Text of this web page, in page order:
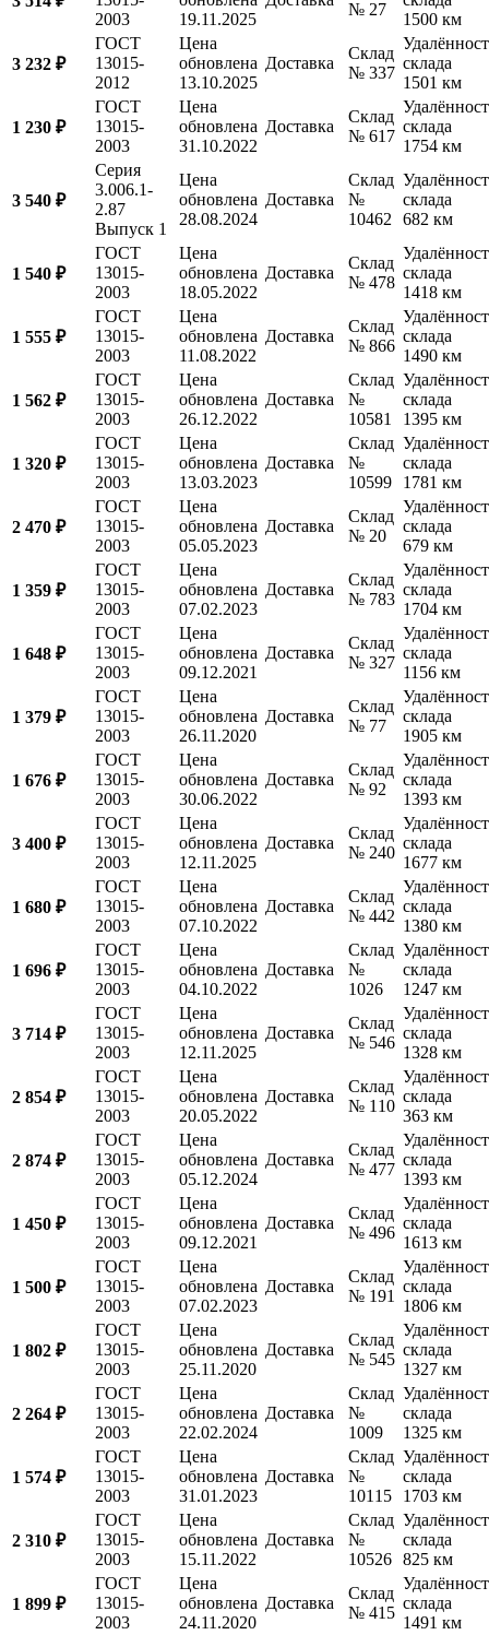
2003
19.11.2025
№ 27
1500 км
3 232 ₽
ГОСТ
13015-
2012
Цена
обновлена
13.10.2025
Доставка
Склад
№ 337
склада
1501 км
1 230 ₽
ГОСТ
13015-
2003
Цена
обновлена
31.10.2022
Доставка
Склад
№ 617
склада
1754 км
3 540 ₽
Серия
3.006.1-
2.87
Выпуск 1
Цена
обновлена
28.08.2024
Доставка
Склад
№
10462
склада
682 км
1 540 ₽
ГОСТ
13015-
2003
Цена
обновлена
18.05.2022
Доставка
Склад
№ 478
склада
1418 км
1 555 ₽
ГОСТ
13015-
2003
Цена
обновлена
11.08.2022
Доставка
Склад
№ 866
склада
1490 км
1 562 ₽
ГОСТ
13015-
2003
Цена
обновлена
26.12.2022
Доставка
Склад
№
10581
склада
1395 км
1 320 ₽
ГОСТ
13015-
2003
Цена
обновлена
13.03.2023
Доставка
Склад
№
10599
склада
1781 км
2 470 ₽
ГОСТ
13015-
2003
Цена
обновлена
05.05.2023
Доставка
Склад
№ 20
склада
679 км
1 359 ₽
ГОСТ
13015-
2003
Цена
обновлена
07.02.2023
Доставка
Склад
№ 783
склада
1704 км
1 648 ₽
ГОСТ
13015-
2003
Цена
обновлена
09.12.2021
Доставка
Склад
№ 327
склада
1156 км
1 379 ₽
ГОСТ
13015-
2003
Цена
обновлена
26.11.2020
Доставка
Склад
№ 77
склада
1905 км
1 676 ₽
ГОСТ
13015-
2003
Цена
обновлена
30.06.2022
Доставка
Склад
№ 92
склада
1393 км
3 400 ₽
ГОСТ
13015-
2003
Цена
обновлена
12.11.2025
Доставка
Склад
№ 240
склада
1677 км
1 680 ₽
ГОСТ
13015-
2003
Цена
обновлена
07.10.2022
Доставка
Склад
№ 442
склада
1380 км
1 696 ₽
ГОСТ
13015-
2003
Цена
обновлена
04.10.2022
Доставка
Склад
№
1026
склада
1247 км
3 714 ₽
ГОСТ
13015-
2003
Цена
обновлена
12.11.2025
Доставка
Склад
№ 546
склада
1328 км
2 854 ₽
ГОСТ
13015-
2003
Цена
обновлена
20.05.2022
Доставка
Склад
№ 110
склада
363 км
2 874 ₽
ГОСТ
13015-
2003
Цена
обновлена
05.12.2024
Доставка
Склад
№ 477
склада
1393 км
1 450 ₽
ГОСТ
13015-
2003
Цена
обновлена
09.12.2021
Доставка
Склад
№ 496
склада
1613 км
1 500 ₽
ГОСТ
13015-
2003
Цена
обновлена
07.02.2023
Доставка
Склад
№ 191
склада
1806 км
1 802 ₽
ГОСТ
13015-
2003
Цена
обновлена
25.11.2020
Доставка
Склад
№ 545
склада
1327 км
2 264 ₽
ГОСТ
13015-
2003
Цена
обновлена
22.02.2024
Доставка
Склад
№
1009
склада
1325 км
1 574 ₽
ГОСТ
13015-
2003
Цена
обновлена
31.01.2023
Доставка
Склад
№
10115
склада
1703 км
2 310 ₽
ГОСТ
13015-
2003
Цена
обновлена
15.11.2022
Доставка
Склад
№
10526
склада
825 км
1 899 ₽
ГОСТ
13015-
2003
Цена
обновлена
24.11.2020
Доставка
Склад
№ 415
склада
1491 км